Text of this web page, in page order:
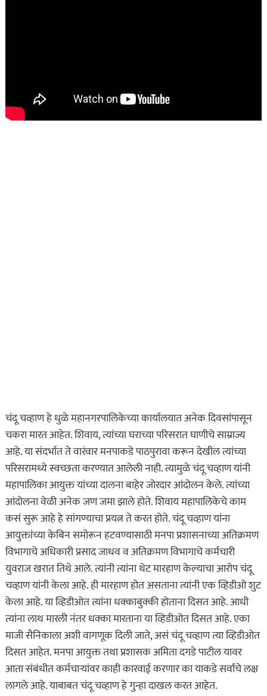
चंदू चव्हाण हे धुळे महानगरपालिकेच्या कार्यालयात अनेक दिवसांपासून
चकरा मारत आहेत. शिवाय, त्यांच्या घराच्या परिसरात घाणीचे साम्राज्य
आहे. या संदर्भात ते वारंवार मनपाकडे पाठपुरावा करून देखील त्यांच्या
परिसरामध्ये स्वच्छता करण्यात आलेली नाही. त्यामुळे चंदू चव्हाण यांनी
महापालिका आयुक्त यांच्या दालना बाहेर जोरदार आंदोलन केले. त्यांच्या
आंदोलना वेळी अनेक जण जमा झाले होते. शिवाय महापालिकेचे काम
कसं सुरू आहे हे सांगण्याचा प्रयत्न ते करत होते. चंदू चव्हाण यांना
आयुक्तांच्या केबिन समोरून हटवण्यासाठी मनपा प्रशासनाच्या अतिक्रमण
विभागाचे अधिकारी प्रसाद जाधव व अतिक्रमण विभागाचे कर्मचारी
युवराज खरात तिथे आले. त्यांनी त्यांना थेट मारहाण केल्याचा आरोप चंदू
चव्हाण यांनी केला आहे. ही मारहाण होत असताना त्यांनी एक व्हिडीओ शुट
केला आहे. या व्हिडीओत त्यांना धक्काबुक्की होताना दिसत आहे. आधी
त्यांना लाथ मारली नंतर धक्का मारताना या व्हिडीओत दिसत आहे. एका
माजी सैनिकाला अशी वागणूक दिली जाते, असं चंदू चव्हाण त्या व्हिडीओत
दिसत आहेत. मनपा आयुक्त तथा प्रशासक अमिता दगडे पाटील यावर
आता संबंधीत कर्मचाऱ्यांवर काही कारवाई करणार का याकडे सर्वांचे लक्ष
लागले आहे. याबाबत चंदू चव्हाण हे गुन्हा दाखल करत आहेत.